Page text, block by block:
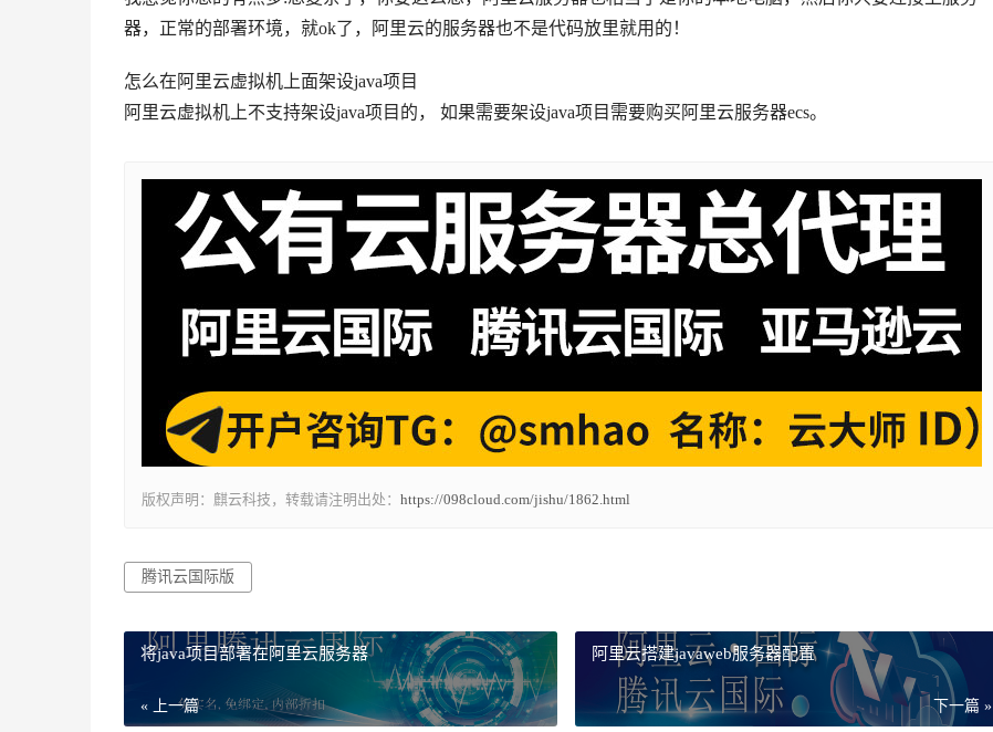
器，正常的部署环境，就ok了，阿里云的服务器也不是代码放里就用的！
怎么在阿里云虚拟机上面架设java项目
阿里云虚拟机上不支持架设java项目的， 如果需要架设java项目需要购买阿里云服务器ecs。
版权声明：麒云科技，转载请注明出处： https://098cloud.com/jishu/1862.html
腾讯云国际版
将java项目部署在阿里云服务器
« 上一篇
阿里云搭建javaweb服务器配置
下一篇 »